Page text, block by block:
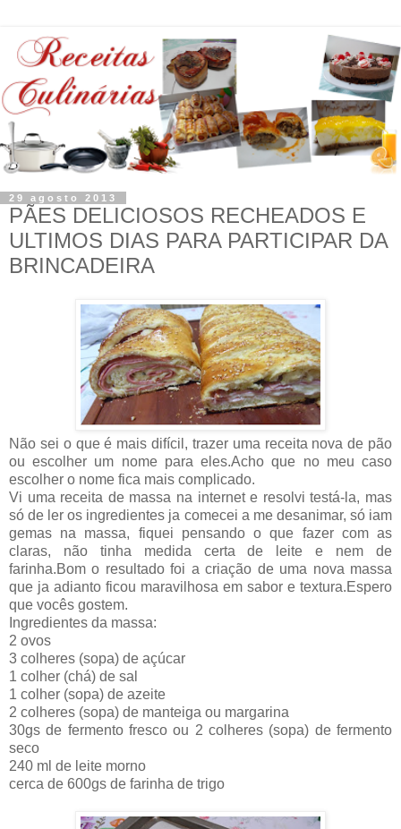
29 agosto 2013
PÃES DELICIOSOS RECHEADOS E
ULTIMOS DIAS PARA PARTICIPAR DA
BRINCADEIRA
Não sei o que é mais difícil, trazer uma receita nova de pão
ou escolher um nome para eles.Acho que no meu caso
escolher o nome fica mais complicado.
Vi uma receita de massa na internet e resolvi testá-la, mas
só de ler os ingredientes ja comecei a me desanimar, só iam
gemas na massa, fiquei pensando o que fazer com as
claras, não tinha medida certa de leite e nem de
farinha.Bom o resultado foi a criação de uma nova massa
que ja adianto ficou maravilhosa em sabor e textura.Espero
que vocês gostem.
Ingredientes da massa:
2 ovos
3 colheres (sopa) de açúcar
1 colher (chá) de sal
1 colher (sopa) de azeite
2 colheres (sopa) de manteiga ou margarina
30gs de fermento fresco ou 2 colheres (sopa) de fermento
seco
240 ml de leite morno
cerca de 600gs de farinha de trigo